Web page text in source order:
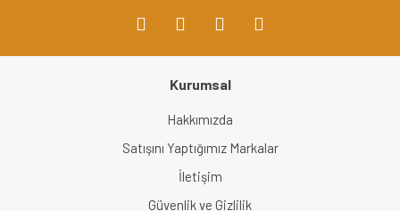
Kurumsal
Hakkımızda
Satışını Yaptığımız Markalar
İletişim
Güvenlik ve Gizlilik